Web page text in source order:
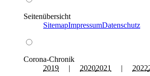
Seitenübersicht
SitemapImpressumDatenschutz
Corona-Chronik
2019 | 20202021 | 2022